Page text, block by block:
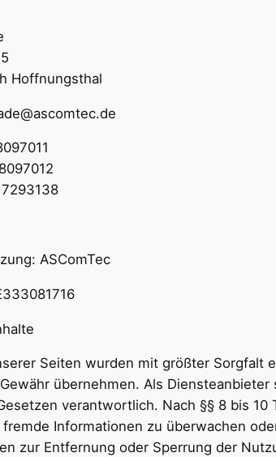
Hoffnungsthal
ASComTec
Seiten wurden mit größter Sorgfalt
übernehmen. Als
verantwortlich. Nach §§ 8 bis
Informationen zu überwachen
zur Entfernung oder Sperrung der